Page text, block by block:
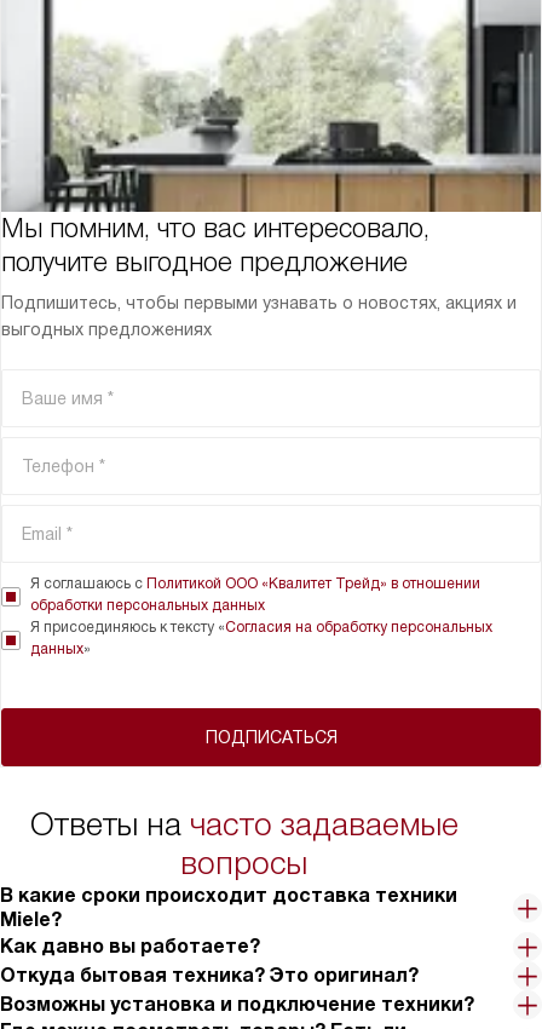
Мы помним, что вас интересовало,
получите выгодное предложение
Подпишитесь, чтобы первыми узнавать о новостях, акциях и
выгодных предложениях
ПОДПИСАТЬСЯ
Я соглашаюсь с Политикой ООО «Квалитет Трейд» в отношении
обработки персональных данных
Я присоединяюсь к тексту «Согласия на обработку персональных
данных»
Ответы на часто задаваемые
вопросы
В какие сроки происходит доставка техники
Miele?
Как давно вы работаете?
Откуда бытовая техника? Это оригинал?
Возможны установка и подключение техники?